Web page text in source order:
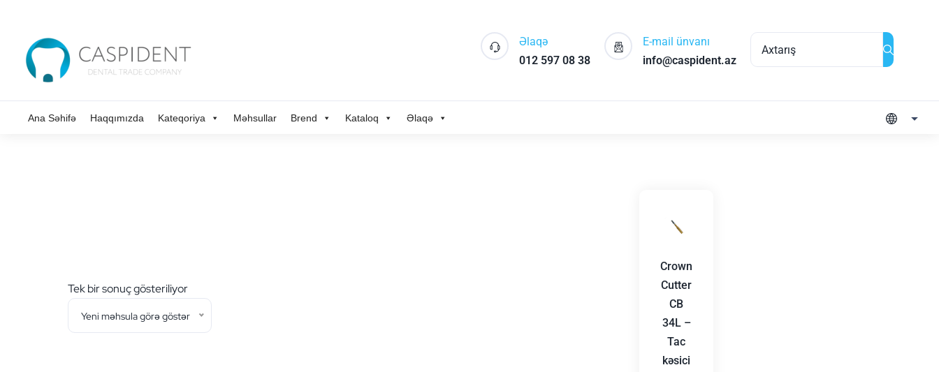
Əlaqə
012 597 08 38
E-mail ünvanı
info@caspident.az
Ana Səhifə Haqqımızda Kateqoriya Məhsullar Brend Kataloq Əlaqə
Tek bir sonuç gösteriliyor
Yeni məhsula görə göstər
Crown
Cutter
CB
34L –
Tac
kəsici